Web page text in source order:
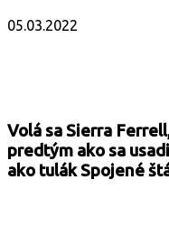
05.03.2022
Volá sa Sierra
predtým ako sa
ako tulák Spojené